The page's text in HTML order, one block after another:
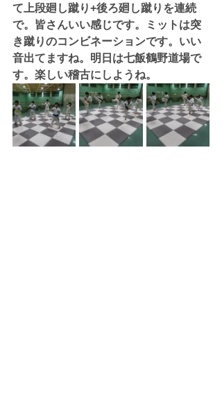
て上段廻し蹴り+後ろ廻し蹴りを連続
で。皆さんいい感じです。ミットは突
き蹴りのコンビネーションです。いい
音出てますね。明日は七飯鶴野道場で
す。楽しい稽古にしようね。